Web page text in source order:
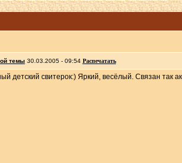
темы 30.03.2005 - 09:54 Распечатать
детский свитерок:) Яркий, весёлый. Связан так